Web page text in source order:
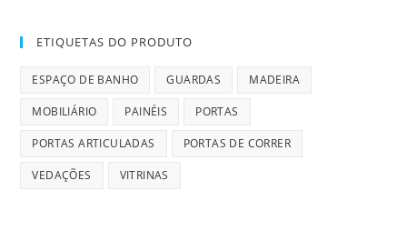
ETIQUETAS DO PRODUTO
ESPAÇO DE BANHO GUARDAS MADEIRA
MOBILIÁRIO PAINÉIS PORTAS
PORTAS ARTICULADAS PORTAS DE CORRER
VEDAÇÕES VITRINAS